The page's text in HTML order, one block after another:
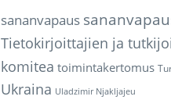
sananvapaus
Tietokirjoittajien ja
komitea toimintakertomus
Ukraina Uladzimir Njakljajeu